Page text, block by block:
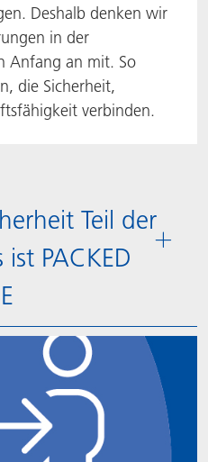
Deshalb denken wir
in der
Anfang an mit. So
die Sicherheit,
verbinden.
Teil der
PACKED